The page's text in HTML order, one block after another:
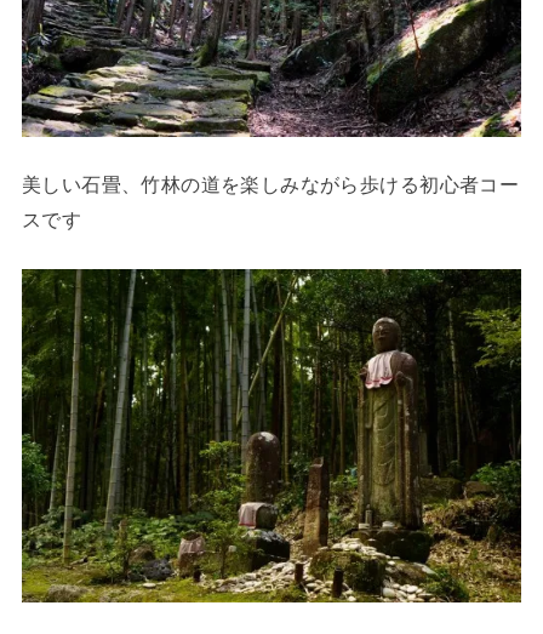
美しい石畳、竹林の道を楽しみながら歩ける初心者コー
スです